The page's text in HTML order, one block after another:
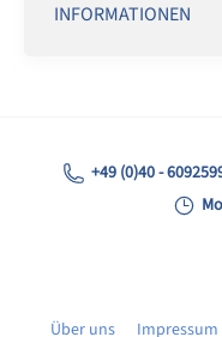
INFORMATIONEN
+49 (0)40 -
Über uns Impressum